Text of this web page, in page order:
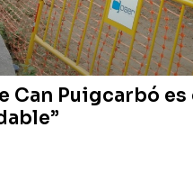
Can Puigcarbó